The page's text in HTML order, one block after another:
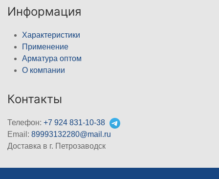
Информация
Характеристики
Применение
Арматура оптом
О компании
Контакты
Телефон: +7 924 831-10-38
Email: 89993132280@mail.ru
Доставка в г. Петрозаводск